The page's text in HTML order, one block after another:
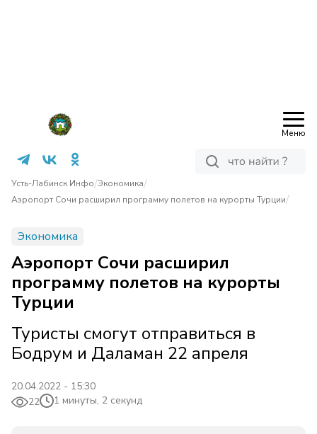
Меню
Усть-Лабинск Инфо/Экономика/
Аэропорт Сочи расширил программу полетов на курорты Турции/
Экономика
Аэропорт Сочи расширил
программу полетов на курорты
Турции
Туристы смогут отправиться в
Бодрум и Даламан 22 апреля
20.04.2022 - 15:30
22
1 минуты, 2 секунд